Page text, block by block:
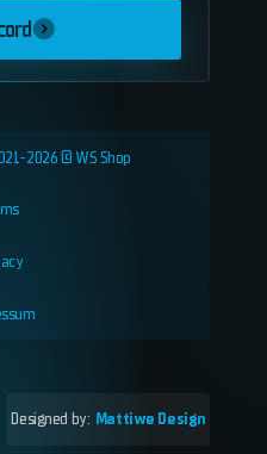
2026 © WS Shop
Designed by: Mattiwe Design